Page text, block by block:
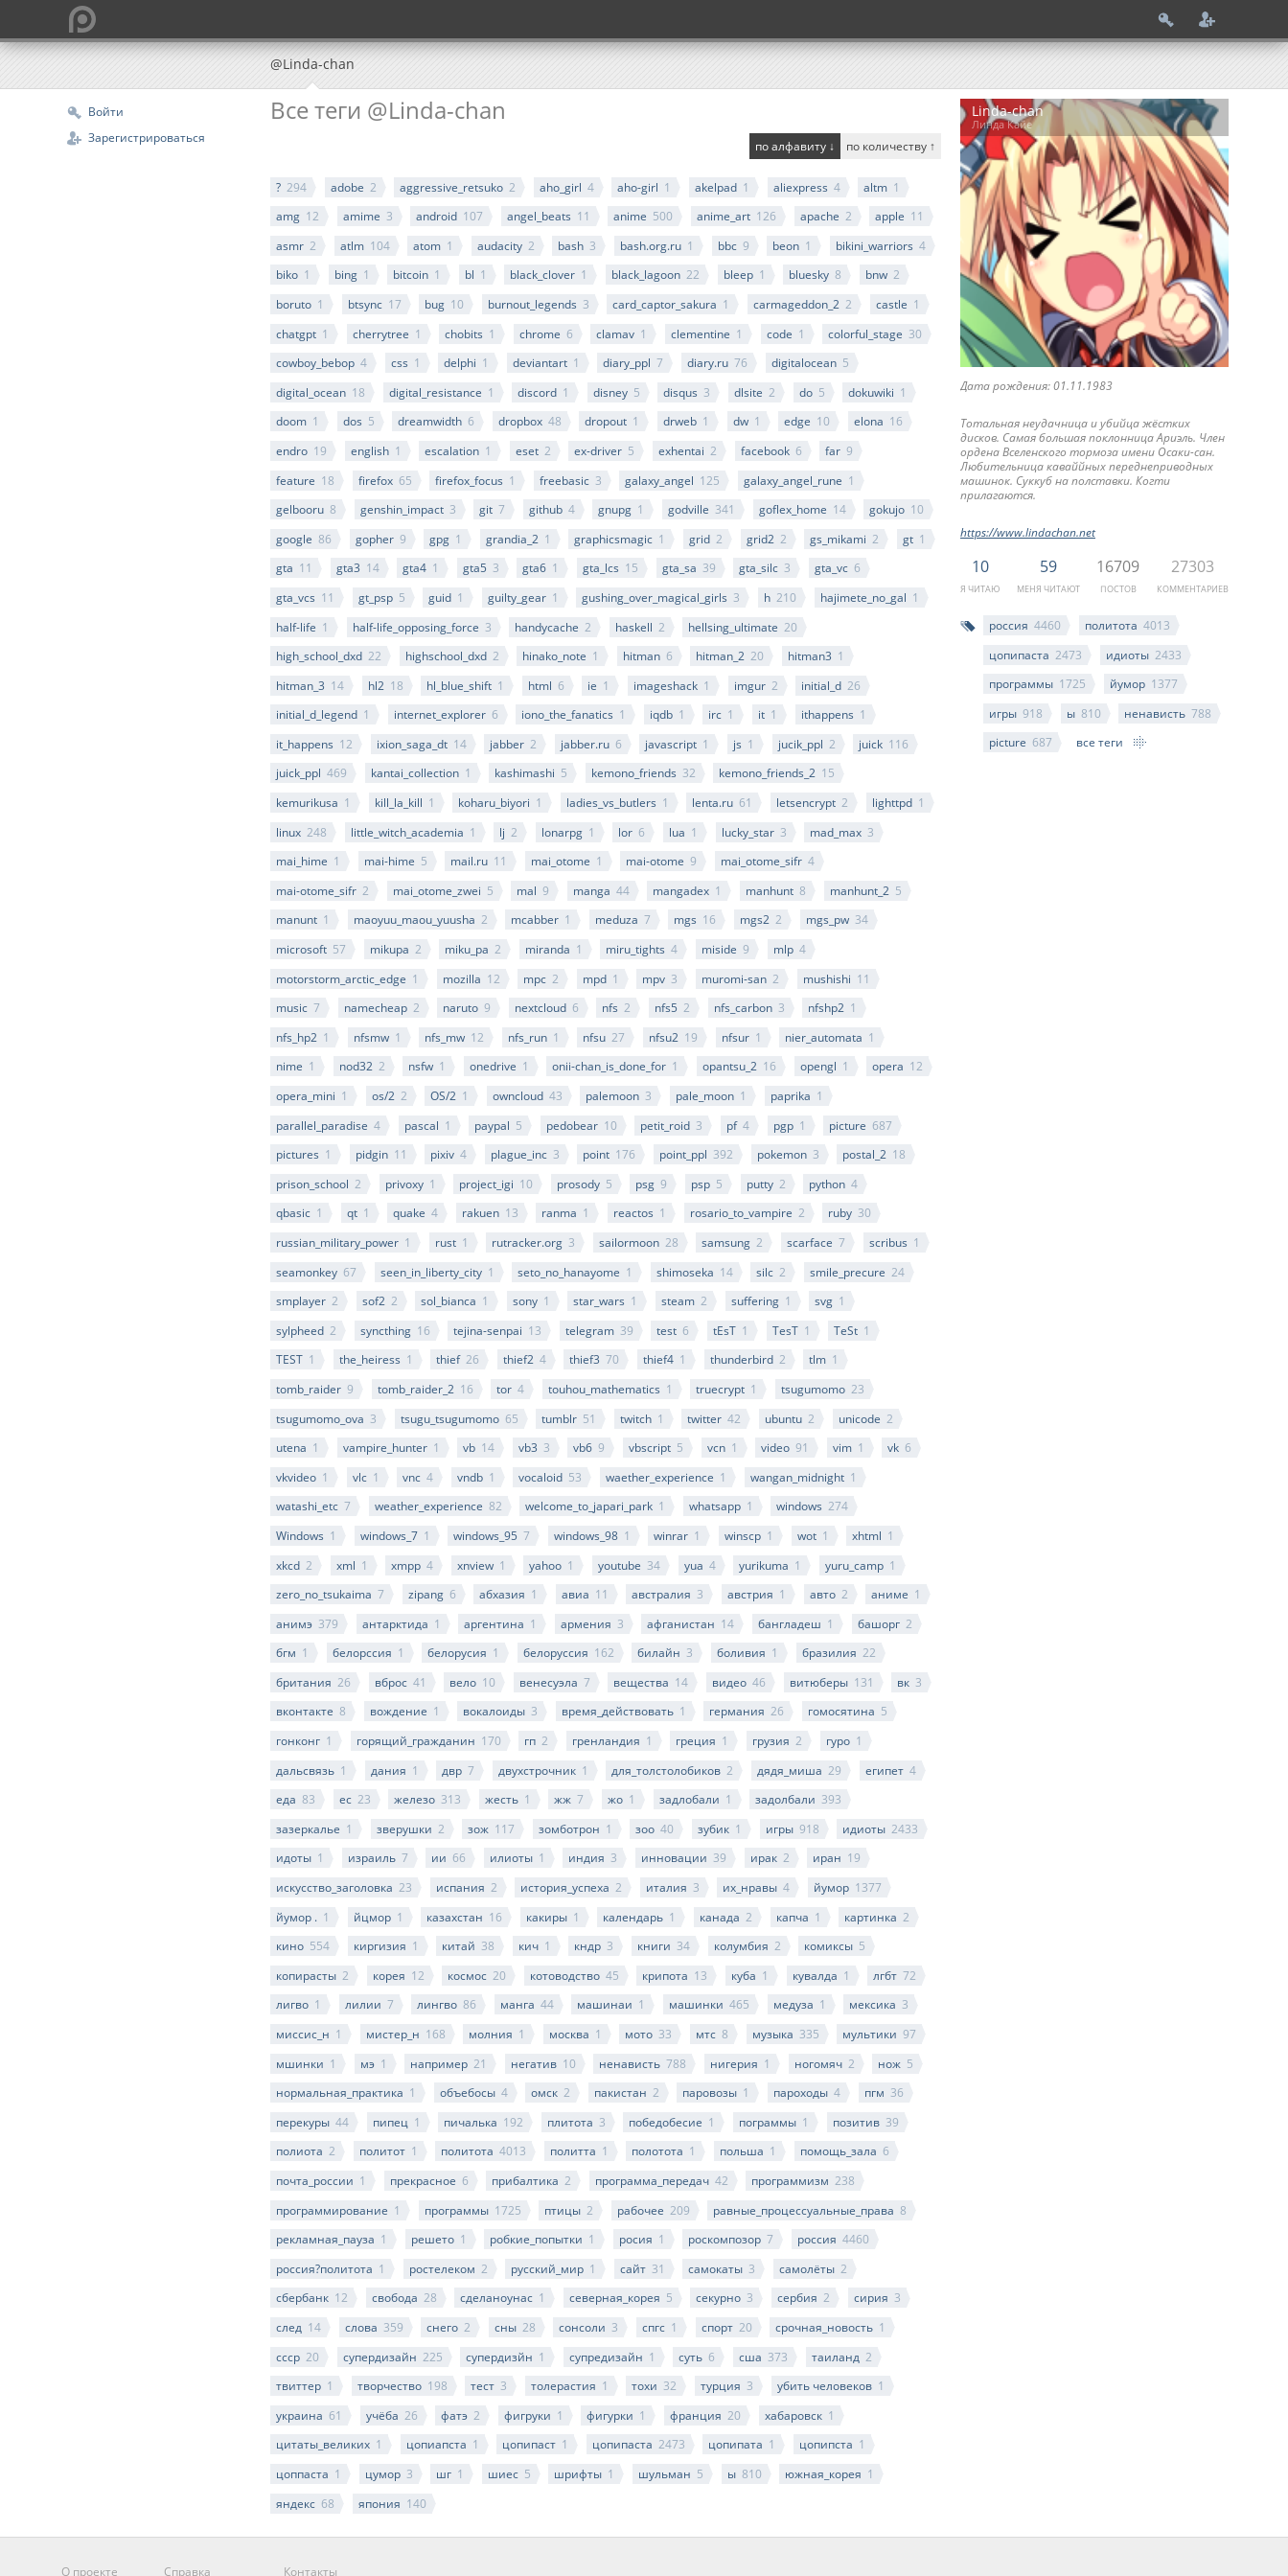
@Linda-chan
Войти
Зарегистрироваться
Linda-chan
Линда Кайе
Дата рождения: 01.11.1983
Тотальная неудачница и убийца жёстких
дисков. Самая большая поклонница Ариэль. Член
ордена Вселенского тормоза имени Осаки-сан.
Любительница каваййных переднеприводных
машинок. Суккуб на полставки. Когти
прилагаются.
https://www.lindachan.net
10
Я ЧИТАЮ
59
МЕНЯ ЧИТАЮТ
16709
ПОСТОВ
27303
КОММЕНТАРИЕВ
россия 4460 политота 4013
цопипаста 2473 идиоты 2433
программы 1725 йумор 1377
игры 918 ы 810 ненависть 788
picture 687 все теги
Все теги @Linda-chan
по алфавиту ↓ по количеству ↑
? 294 adobe 2 aggressive_retsuko 2 aho_girl 4 aho-girl 1 akelpad 1 aliexpress 4 altm 1
amg 12 amime 3 android 107 angel_beats 11 anime 500 anime_art 126 apache 2 apple 11
asmr 2 atlm 104 atom 1 audacity 2 bash 3 bash.org.ru 1 bbc 9 beon 1 bikini_warriors 4
biko 1 bing 1 bitcoin 1 bl 1 black_clover 1 black_lagoon 22 bleep 1 bluesky 8 bnw 2
boruto 1 btsync 17 bug 10 burnout_legends 3 card_captor_sakura 1 carmageddon_2 2 castle 1
chatgpt 1 cherrytree 1 chobits 1 chrome 6 clamav 1 clementine 1 code 1 colorful_stage 30
cowboy_bebop 4 css 1 delphi 1 deviantart 1 diary_ppl 7 diary.ru 76 digitalocean 5
digital_ocean 18 digital_resistance 1 discord 1 disney 5 disqus 3 dlsite 2 do 5 dokuwiki 1
doom 1 dos 5 dreamwidth 6 dropbox 48 dropout 1 drweb 1 dw 1 edge 10 elona 16
endro 19 english 1 escalation 1 eset 2 ex-driver 5 exhentai 2 facebook 6 far 9
feature 18 firefox 65 firefox_focus 1 freebasic 3 galaxy_angel 125 galaxy_angel_rune 1
gelbooru 8 genshin_impact 3 git 7 github 4 gnupg 1 godville 341 goflex_home 14 gokujo 10
google 86 gopher 9 gpg 1 grandia_2 1 graphicsmagic 1 grid 2 grid2 2 gs_mikami 2 gt 1
gta 11 gta3 14 gta4 1 gta5 3 gta6 1 gta_lcs 15 gta_sa 39 gta_silc 3 gta_vc 6
gta_vcs 11 gt_psp 5 guid 1 guilty_gear 1 gushing_over_magical_girls 3 h 210 hajimete_no_gal 1
half-life 1 half-life_opposing_force 3 handycache 2 haskell 2 hellsing_ultimate 20
high_school_dxd 22 highschool_dxd 2 hinako_note 1 hitman 6 hitman_2 20 hitman3 1
hitman_3 14 hl2 18 hl_blue_shift 1 html 6 ie 1 imageshack 1 imgur 2 initial_d 26
initial_d_legend 1 internet_explorer 6 iono_the_fanatics 1 iqdb 1 irc 1 it 1 ithappens 1
it_happens 12 ixion_saga_dt 14 jabber 2 jabber.ru 6 javascript 1 js 1 jucik_ppl 2 juick 116
juick_ppl 469 kantai_collection 1 kashimashi 5 kemono_friends 32 kemono_friends_2 15
kemurikusa 1 kill_la_kill 1 koharu_biyori 1 ladies_vs_butlers 1 lenta.ru 61 letsencrypt 2 lighttpd 1
linux 248 little_witch_academia 1 lj 2 lonarpg 1 lor 6 lua 1 lucky_star 3 mad_max 3
mai_hime 1 mai-hime 5 mail.ru 11 mai_otome 1 mai-otome 9 mai_otome_sifr 4
mai-otome_sifr 2 mai_otome_zwei 5 mal 9 manga 44 mangadex 1 manhunt 8 manhunt_2 5
manunt 1 maoyuu_maou_yuusha 2 mcabber 1 meduza 7 mgs 16 mgs2 2 mgs_pw 34
microsoft 57 mikupa 2 miku_pa 2 miranda 1 miru_tights 4 miside 9 mlp 4
motorstorm_arctic_edge 1 mozilla 12 mpc 2 mpd 1 mpv 3 muromi-san 2 mushishi 11
music 7 namecheap 2 naruto 9 nextcloud 6 nfs 2 nfs5 2 nfs_carbon 3 nfshp2 1
nfs_hp2 1 nfsmw 1 nfs_mw 12 nfs_run 1 nfsu 27 nfsu2 19 nfsur 1 nier_automata 1
nime 1 nod32 2 nsfw 1 onedrive 1 onii-chan_is_done_for 1 opantsu_2 16 opengl 1 opera 12
opera_mini 1 os/2 2 OS/2 1 owncloud 43 palemoon 3 pale_moon 1 paprika 1
parallel_paradise 4 pascal 1 paypal 5 pedobear 10 petit_roid 3 pf 4 pgp 1 picture 687
pictures 1 pidgin 11 pixiv 4 plague_inc 3 point 176 point_ppl 392 pokemon 3 postal_2 18
prison_school 2 privoxy 1 project_igi 10 prosody 5 psg 9 psp 5 putty 2 python 4
qbasic 1 qt 1 quake 4 rakuen 13 ranma 1 reactos 1 rosario_to_vampire 2 ruby 30
russian_military_power 1 rust 1 rutracker.org 3 sailormoon 28 samsung 2 scarface 7 scribus 1
seamonkey 67 seen_in_liberty_city 1 seto_no_hanayome 1 shimoseka 14 silc 2 smile_precure 24
smplayer 2 sof2 2 sol_bianca 1 sony 1 star_wars 1 steam 2 suffering 1 svg 1
sylpheed 2 syncthing 16 tejina-senpai 13 telegram 39 test 6 tEsT 1 TesT 1 TeSt 1
TEST 1 the_heiress 1 thief 26 thief2 4 thief3 70 thief4 1 thunderbird 2 tlm 1
tomb_raider 9 tomb_raider_2 16 tor 4 touhou_mathematics 1 truecrypt 1 tsugumomo 23
tsugumomo_ova 3 tsugu_tsugumomo 65 tumblr 51 twitch 1 twitter 42 ubuntu 2 unicode 2
utena 1 vampire_hunter 1 vb 14 vb3 3 vb6 9 vbscript 5 vcn 1 video 91 vim 1 vk 6
vkvideo 1 vlc 1 vnc 4 vndb 1 vocaloid 53 waether_experience 1 wangan_midnight 1
watashi_etc 7 weather_experience 82 welcome_to_japari_park 1 whatsapp 1 windows 274
Windows 1 windows_7 1 windows_95 7 windows_98 1 winrar 1 winscp 1 wot 1 xhtml 1
xkcd 2 xml 1 xmpp 4 xnview 1 yahoo 1 youtube 34 yua 4 yurikuma 1 yuru_camp 1
zero_no_tsukaima 7 zipang 6 абхазия 1 авиа 11 австралия 3 австрия 1 авто 2 аниме 1
анимэ 379 антарктида 1 аргентина 1 армения 3 афганистан 14 бангладеш 1 башорг 2
бгм 1 белорссия 1 белорусия 1 белоруссия 162 билайн 3 боливия 1 бразилия 22
британия 26 вброс 41 вело 10 венесуэла 7 вещества 14 видео 46 витюберы 131 вк 3
вконтакте 8 вождение 1 вокалоиды 3 время_действовать 1 германия 26 гомосятина 5
гонконг 1 горящий_гражданин 170 гп 2 гренландия 1 греция 1 грузия 2 гуро 1
дальсвязь 1 дания 1 двр 7 двухстрочник 1 для_толстолобиков 2 дядя_миша 29 египет 4
еда 83 ес 23 железо 313 жесть 1 жж 7 жо 1 задлобали 1 задолбали 393
зазеркалье 1 зверушки 2 зож 117 зомботрон 1 зоо 40 зубик 1 игры 918 идиоты 2433
идоты 1 израиль 7 ии 66 илиоты 1 индия 3 инновации 39 ирак 2 иран 19
искусство_заголовка 23 испания 2 история_успеха 2 италия 3 их_нравы 4 йумор 1377
йумор . 1 йцмор 1 казахстан 16 какиры 1 календарь 1 канада 2 капча 1 картинка 2
кино 554 киргизия 1 китай 38 кич 1 кндр 3 книги 34 колумбия 2 комиксы 5
копирасты 2 корея 12 космос 20 котоводство 45 крипота 13 куба 1 кувалда 1 лгбт 72
лигво 1 лилии 7 лингво 86 манга 44 машинаи 1 машинки 465 медуза 1 мексика 3
миссис_н 1 мистер_н 168 молния 1 москва 1 мото 33 мтс 8 музыка 335 мультики 97
мшинки 1 мэ 1 например 21 негатив 10 ненависть 788 нигерия 1 ногомяч 2 нож 5
нормальная_практика 1 объебосы 4 омск 2 пакистан 2 паровозы 1 пароходы 4 пгм 36
перекуры 44 пипец 1 пичалька 192 плитота 3 победобесие 1 пограммы 1 позитив 39
полиота 2 политот 1 политота 4013 политта 1 полотота 1 польша 1 помощь_зала 6
почта_россии 1 прекрасное 6 прибалтика 2 программа_передач 42 программизм 238
программирование 1 программы 1725 птицы 2 рабочее 209 равные_процессуальные_права 8
рекламная_пауза 1 решето 1 робкие_попытки 1 росия 1 роскомпозор 7 россия 4460
россия?политота 1 ростелеком 2 русский_мир 1 сайт 31 самокаты 3 самолёты 2
сбербанк 12 свобода 28 сделаноунас 1 северная_корея 5 секурно 3 сербия 2 сирия 3
след 14 слова 359 снего 2 сны 28 сонсоли 3 спгс 1 спорт 20 срочная_новость 1
ссср 20 супердизайн 225 супердизйн 1 супредизайн 1 суть 6 сша 373 таиланд 2
твиттер 1 творчество 198 тест 3 толерастия 1 тохи 32 турция 3 убить человеков 1
украина 61 учёба 26 фатэ 2 фигруки 1 фигурки 1 франция 20 хабаровск 1
цитаты_великих 1 цопиапста 1 цопипаст 1 цопипаста 2473 цопипата 1 цопипста 1
цоппаста 1 цумор 3 шг 1 шиес 5 шрифты 1 шульман 5 ы 810 южная_корея 1
яндекс 68 япония 140
О проекте Справка Контакты